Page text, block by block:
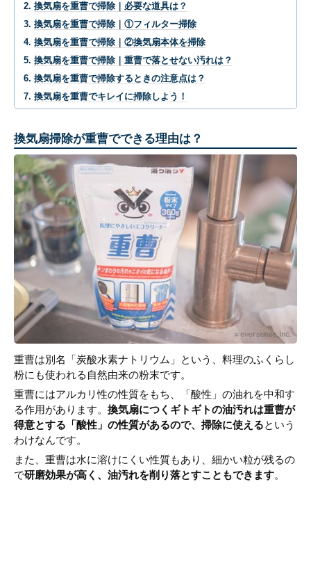
換気扇を重曹で掃除｜必要な道具は？
換気扇を重曹で掃除｜①フィルター掃除
換気扇を重曹で掃除｜②換気扇本体を掃除
換気扇を重曹で掃除｜重曹で落とせない汚れは？
換気扇を重曹で掃除するときの注意点は？
換気扇を重曹でキレイに掃除しよう！
換気扇掃除が重曹でできる理由は？
重曹は別名「炭酸水素ナトリウム」という、料理のふくらし
粉にも使われる自然由来の粉末です。
重曹にはアルカリ性の性質をもち、「酸性」の油れを中和す
る作用があります。 換気扇につくギトギトの油汚れは重曹が
得意とする「酸性」の性質があるので、掃除に使えるという
わけなんです。
また、重曹は水に溶けにくい性質もあり、細かい粒が残るの
で研磨効果が高く、油汚れを削り落とすこともできます。